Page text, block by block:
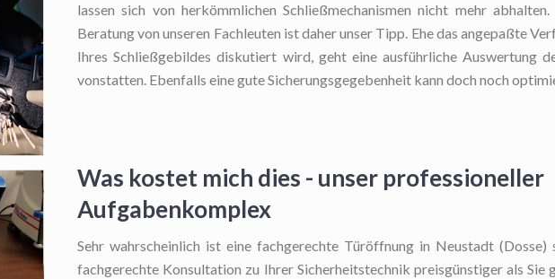
lassen sich von herkömmlichen Schließmechanismen nicht mehr
Beratung von unseren Fachleuten ist daher unser Tipp. Ehe das angepaßte
Ihres Schließgebildes diskutiert wird, geht eine ausführliche Auswertung
vonstatten. Ebenfalls eine gute Sicherungsgegebenheit kann doch noch
Was kostet mich dies - unser professioneller
Aufgabenkomplex
Sehr wahrscheinlich ist eine fachgerechte Türöffnung in Neustadt (Dosse)
fachgerechte Konsultation zu Ihrer Sicherheitstechnik preisgünstiger als Sie